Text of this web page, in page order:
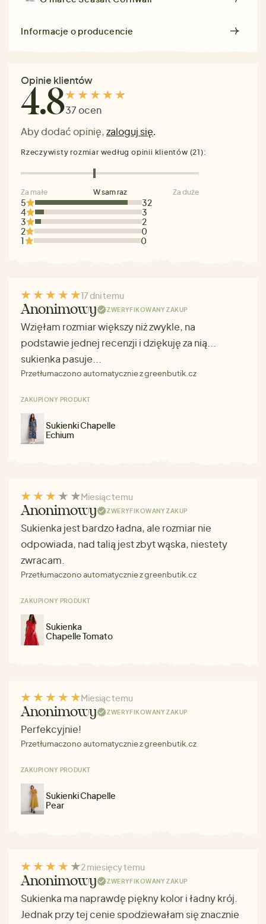
Informacje o producencie
Opinie klientów
4.837 ocen
Aby dodać opinię,zaloguj się.
5
32
4
3
3
2
2
0
1
0
Rzeczywisty rozmiar według opinii klientów (21):
Za małe W sam raz Za duże
17 dni temu
Anonimowy ZWERYFIKOWANY ZAKUP
Wzięłam rozmiar większy niż zwykle, na
podstawie jednej recenzji i dziękuję za nią...
sukienka pasuje...
Przetłumaczono automatycznie z greenbutik.cz
ZAKUPIONY PRODUKT
Sukienki Chapelle
Echium
Miesiąc temu
Anonimowy ZWERYFIKOWANY ZAKUP
Sukienka jest bardzo ładna, ale rozmiar nie
odpowiada, nad talią jest zbyt wąska, niestety
zwracam.
Przetłumaczono automatycznie z greenbutik.cz
ZAKUPIONY PRODUKT
Sukienka
Chapelle Tomato
Miesiąc temu
Anonimowy ZWERYFIKOWANY ZAKUP
Perfekcyjnie!
Przetłumaczono automatycznie z greenbutik.cz
ZAKUPIONY PRODUKT
Sukienki Chapelle
Pear
2 miesięcy temu
Anonimowy ZWERYFIKOWANY ZAKUP
Sukienka ma naprawdę piękny kolor i ładny krój.
Jednak przy tej cenie spodziewałam się znacznie